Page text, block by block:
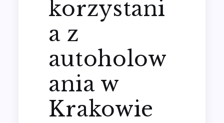
korzystani
a z
autoholow
ania w
Krakowie